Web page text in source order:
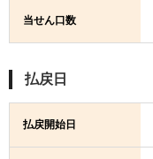
当せん口数
払戻日
払戻開始日